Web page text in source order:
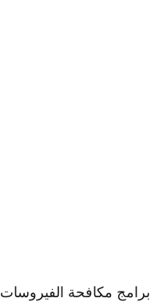
برامج مكافحة الفيروسات